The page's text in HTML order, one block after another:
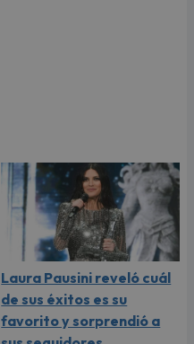
Laura Pausini reveló cuál
de sus éxitos es su
favorito y sorprendió a